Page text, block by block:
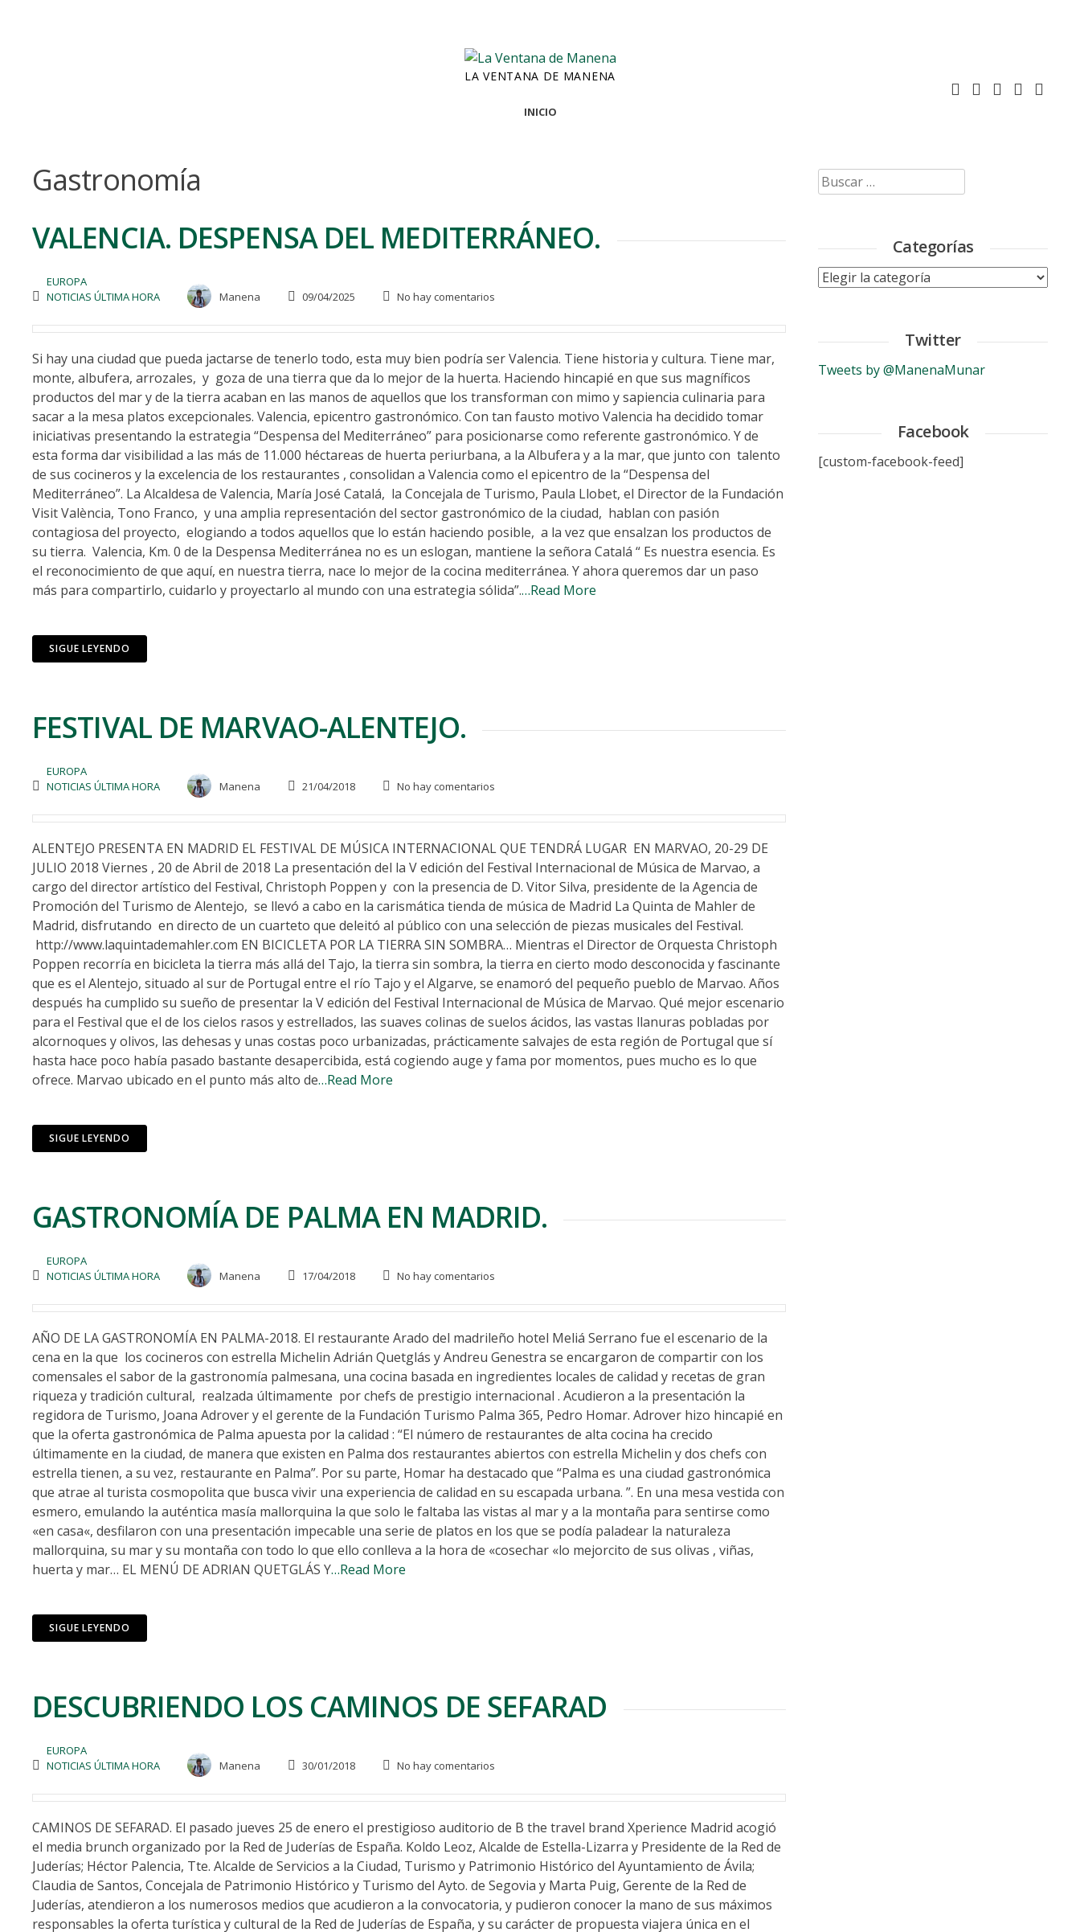
LA VENTANA DE MANENA
INICIO
Gastronomía
VALENCIA. DESPENSA DEL MEDITERRÁNEO.
EUROPA
NOTICIAS ÚLTIMA HORA
Manena 09/04/2025 No hay comentarios
Si hay una ciudad que pueda jactarse de tenerlo todo, esta muy bien podría ser Valencia. Tiene historia y cultura. Tiene mar,
monte, albufera, arrozales, y goza de una tierra que da lo mejor de la huerta. Haciendo hincapié en que sus magníficos
productos del mar y de la tierra acaban en las manos de aquellos que los transforman con mimo y sapiencia culinaria para
sacar a la mesa platos excepcionales. Valencia, epicentro gastronómico. Con tan fausto motivo Valencia ha decidido tomar
iniciativas presentando la estrategia “Despensa del Mediterráneo” para posicionarse como referente gastronómico. Y de
esta forma dar visibilidad a las más de 11.000 héctareas de huerta periurbana, a la Albufera y a la mar, que junto con talento
de sus cocineros y la excelencia de los restaurantes , consolidan a Valencia como el epicentro de la “Despensa del
Mediterráneo”. La Alcaldesa de Valencia, María José Catalá, la Concejala de Turismo, Paula Llobet, el Director de la Fundación
Visit València, Tono Franco, y una amplia representación del sector gastronómico de la ciudad, hablan con pasión
contagiosa del proyecto, elogiando a todos aquellos que lo están haciendo posible, a la vez que ensalzan los productos de
su tierra. Valencia, Km. 0 de la Despensa Mediterránea no es un eslogan, mantiene la señora Catalá “ Es nuestra esencia. Es
el reconocimiento de que aquí, en nuestra tierra, nace lo mejor de la cocina mediterránea. Y ahora queremos dar un paso
más para compartirlo, cuidarlo y proyectarlo al mundo con una estrategia sólida”.…Read More
SIGUE LEYENDO
FESTIVAL DE MARVAO-ALENTEJO.
EUROPA
NOTICIAS ÚLTIMA HORA
Manena 21/04/2018 No hay comentarios
ALENTEJO PRESENTA EN MADRID EL FESTIVAL DE MÚSICA INTERNACIONAL QUE TENDRÁ LUGAR EN MARVAO, 20-29 DE
JULIO 2018 Viernes , 20 de Abril de 2018 La presentación del la V edición del Festival Internacional de Música de Marvao, a
cargo del director artístico del Festival, Christoph Poppen y con la presencia de D. Vitor Silva, presidente de la Agencia de
Promoción del Turismo de Alentejo, se llevó a cabo en la carismática tienda de música de Madrid La Quinta de Mahler de
Madrid, disfrutando en directo de un cuarteto que deleitó al público con una selección de piezas musicales del Festival.
http://www.laquintademahler.com EN BICICLETA POR LA TIERRA SIN SOMBRA… Mientras el Director de Orquesta Christoph
Poppen recorría en bicicleta la tierra más allá del Tajo, la tierra sin sombra, la tierra en cierto modo desconocida y fascinante
que es el Alentejo, situado al sur de Portugal entre el río Tajo y el Algarve, se enamoró del pequeño pueblo de Marvao. Años
después ha cumplido su sueño de presentar la V edición del Festival Internacional de Música de Marvao. Qué mejor escenario
para el Festival que el de los cielos rasos y estrellados, las suaves colinas de suelos ácidos, las vastas llanuras pobladas por
alcornoques y olivos, las dehesas y unas costas poco urbanizadas, prácticamente salvajes de esta región de Portugal que sí
hasta hace poco había pasado bastante desapercibida, está cogiendo auge y fama por momentos, pues mucho es lo que
ofrece. Marvao ubicado en el punto más alto de…Read More
SIGUE LEYENDO
GASTRONOMÍA DE PALMA EN MADRID.
EUROPA
NOTICIAS ÚLTIMA HORA
Manena 17/04/2018 No hay comentarios
AÑO DE LA GASTRONOMÍA EN PALMA-2018. El restaurante Arado del madrileño hotel Meliá Serrano fue el escenario de la
cena en la que los cocineros con estrella Michelin Adrián Quetglás y Andreu Genestra se encargaron de compartir con los
comensales el sabor de la gastronomía palmesana, una cocina basada en ingredientes locales de calidad y recetas de gran
riqueza y tradición cultural, realzada últimamente por chefs de prestigio internacional . Acudieron a la presentación la
regidora de Turismo, Joana Adrover y el gerente de la Fundación Turismo Palma 365, Pedro Homar. Adrover hizo hincapié en
que la oferta gastronómica de Palma apuesta por la calidad : “El número de restaurantes de alta cocina ha crecido
últimamente en la ciudad, de manera que existen en Palma dos restaurantes abiertos con estrella Michelin y dos chefs con
estrella tienen, a su vez, restaurante en Palma”. Por su parte, Homar ha destacado que “Palma es una ciudad gastronómica
que atrae al turista cosmopolita que busca vivir una experiencia de calidad en su escapada urbana. ”. En una mesa vestida con
esmero, emulando la auténtica masía mallorquina la que solo le faltaba las vistas al mar y a la montaña para sentirse como
«en casa«, desfilaron con una presentación impecable una serie de platos en los que se podía paladear la naturaleza
mallorquina, su mar y su montaña con todo lo que ello conlleva a la hora de «cosechar «lo mejorcito de sus olivas , viñas,
huerta y mar… EL MENÚ DE ADRIAN QUETGLÁS Y…Read More
SIGUE LEYENDO
DESCUBRIENDO LOS CAMINOS DE SEFARAD
EUROPA
NOTICIAS ÚLTIMA HORA
Manena 30/01/2018 No hay comentarios
CAMINOS DE SEFARAD. El pasado jueves 25 de enero el prestigioso auditorio de B the travel brand Xperience Madrid acogió
el media brunch organizado por la Red de Juderías de España. Koldo Leoz, Alcalde de Estella-Lizarra y Presidente de la Red de
Juderías; Héctor Palencia, Tte. Alcalde de Servicios a la Ciudad, Turismo y Patrimonio Histórico del Ayuntamiento de Ávila;
Claudia de Santos, Concejala de Patrimonio Histórico y Turismo del Ayto. de Segovia y Marta Puig, Gerente de la Red de
Juderías, atendieron a los numerosos medios que acudieron a la convocatoria, y pudieron conocer la mano de sus máximos
responsables la oferta turística y cultural de la Red de Juderías de España, y su carácter de propuesta viajera única en el
Buscar:
Categorías
Categorías
Twitter
Tweets by @ManenaMunar
Facebook
[custom-facebook-feed]